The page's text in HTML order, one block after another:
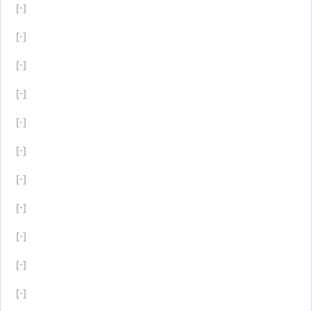
[-]
[-]
[-]
[-]
[-]
[-]
[-]
[-]
[-]
[-]
[-]